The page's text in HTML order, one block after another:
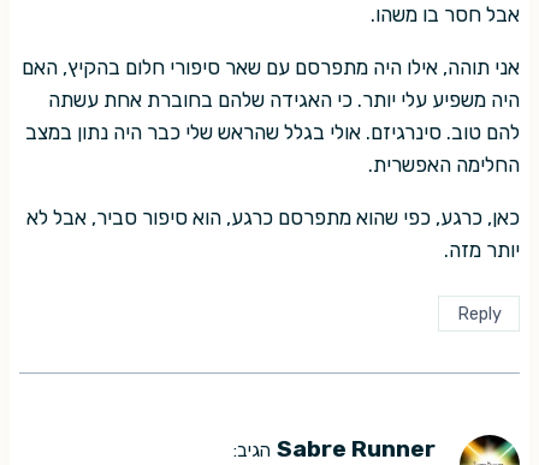
אבל חסר בו משהו.
אני תוהה, אילו היה מתפרסם עם שאר סיפורי חלום בהקיץ, האם
היה משפיע עלי יותר. כי האגידה שלהם בחוברת אחת עשתה
להם טוב. סינרגיזם. אולי בגלל שהראש שלי כבר היה נתון במצב
החלימה האפשרית.
כאן, כרגע, כפי שהוא מתפרסם כרגע, הוא סיפור סביר, אבל לא
יותר מזה.
Reply
Sabre Runner הגיב: